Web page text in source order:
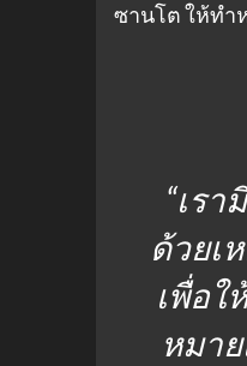
ซานโต ให้ทำ
“เร
ด้วยเ
เพื่อใ
หมา